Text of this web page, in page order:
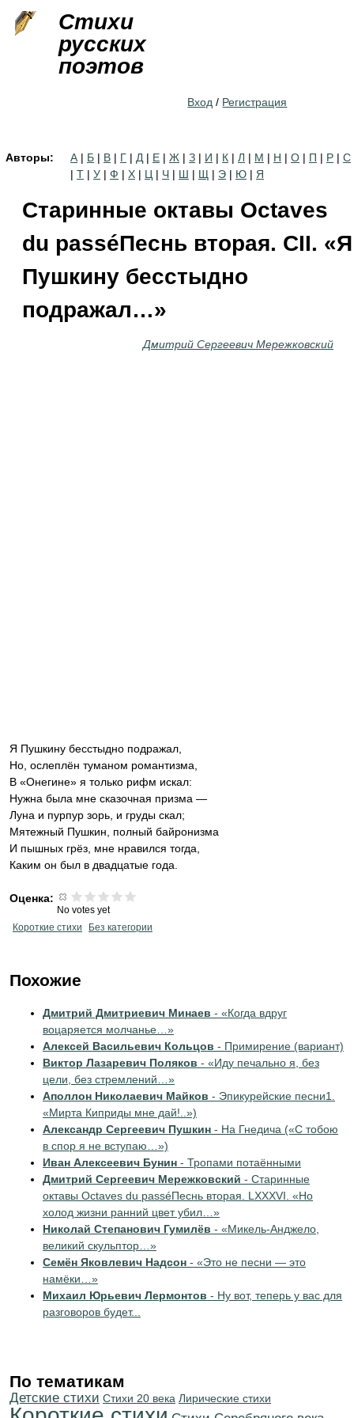
Стихи
русских
поэтов
Вход / Регистрация
Авторы: А | Б | В | Г | Д | Е | Ж | З | И | К | Л | М | Н | О | П | Р | С
| Т | У | Ф | Х | Ц | Ч | Ш | Щ | Э | Ю | Я
Старинные октавы Octaves
du passéПеснь вторая. СII. «Я
Пушкину бесстыдно
подражал…»
Дмитрий Сергеевич Мережковский
Я Пушкину бесстыдно подражал,
Но, ослеплён туманом романтизма,
В «Онегине» я только рифм искал:
Нужна была мне сказочная призма —
Луна и пурпур зорь, и груды скал;
Мятежный Пушкин, полный байронизма
И пышных грёз, мне нравился тогда,
Каким он был в двадцатые года.
Оценка:
No votes yet
Короткие стихи
Без категории
Похожие
Дмитрий Дмитриевич Минаев - «Когда вдруг
воцаряется молчанье…»
Алексей Васильевич Кольцов - Примирение (вариант)
Виктор Лазаревич Поляков - «Иду печально я, без
цели, без стремлений…»
Аполлон Николаевич Майков - Эпикурейские песни1.
«Мирта Киприды мне дай!..»)
Александр Сергеевич Пушкин - На Гнедича («С тобою
в спор я не вступаю…»)
Иван Алексеевич Бунин - Тропами потаёнными
Дмитрий Сергеевич Мережковский - Старинные
октавы Octaves du passéПеснь вторая. LXXXVI. «Но
холод жизни ранний цвет убил…»
Николай Степанович Гумилёв - «Микель-Анджело,
великий скульптор…»
Семён Яковлевич Надсон - «Это не песни — это
намёки…»
Михаил Юрьевич Лермонтов - Ну вот, теперь у вас для
разговоров будет...
По тематикам
Детские стихи Стихи 20 века Лирические стихи